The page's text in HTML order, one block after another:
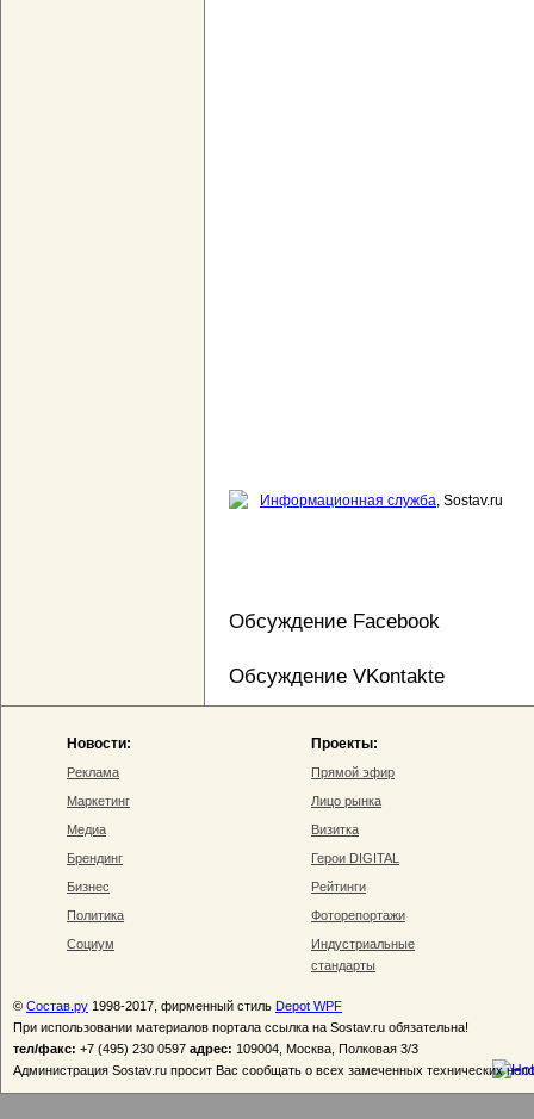
Информационная служба, Sostav.ru
Обсуждение Facebook
Обсуждение VKontakte
Новости:
Реклама
Маркетинг
Медиа
Брендинг
Бизнес
Политика
Социум
Проекты:
Прямой эфир
Лицо рынка
Визитка
Герои DIGITAL
Рейтинги
Фоторепортажи
Индустриальные
стандарты
© Состав.ру 1998-2017, фирменный стиль Depot WPF
При использовании материалов портала ссылка на Sostav.ru обязательна!
тел/факс: +7 (495) 230 0597 адрес: 109004, Москва, Полковая 3/3
Администрация Sostav.ru просит Вас сообщать о всех замеченных технических